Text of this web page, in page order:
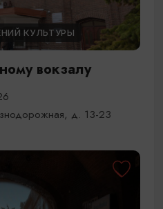
КУЛЬТУРЫ
вокзалу
д. 13-23